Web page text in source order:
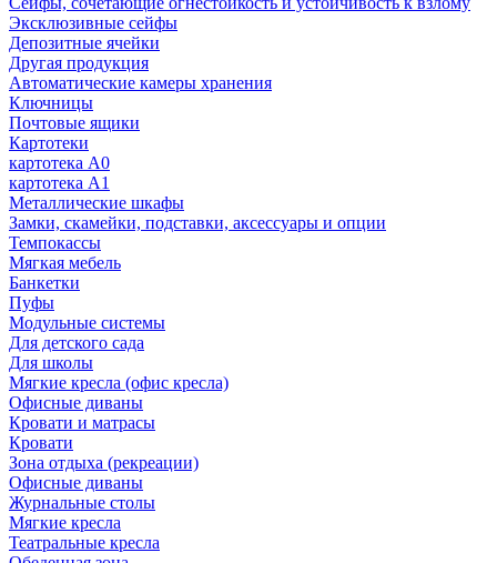
Эксклюзивные сейфы
Депозитные ячейки
Другая продукция
Автоматические камеры хранения
Ключницы
Почтовые ящики
Картотеки
картотека А0
картотека А1
Металлические шкафы
Замки, скамейки, подставки, аксессуары и опции
Темпокассы
Мягкая мебель
Банкетки
Пуфы
Модульные системы
Для детского сада
Для школы
Мягкие кресла (офис кресла)
Офисные диваны
Кровати и матрасы
Кровати
Зона отдыха (рекреации)
Офисные диваны
Журнальные столы
Мягкие кресла
Театральные кресла